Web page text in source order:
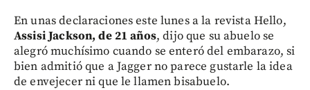
En unas declaraciones este lunes a la revista Hello,
Assisi Jackson, de 21 años, dijo que su abuelo se
alegró muchísimo cuando se enteró del embarazo, si
bien admitió que a Jagger no parece gustarle la idea
de envejecer ni que le llamen bisabuelo.